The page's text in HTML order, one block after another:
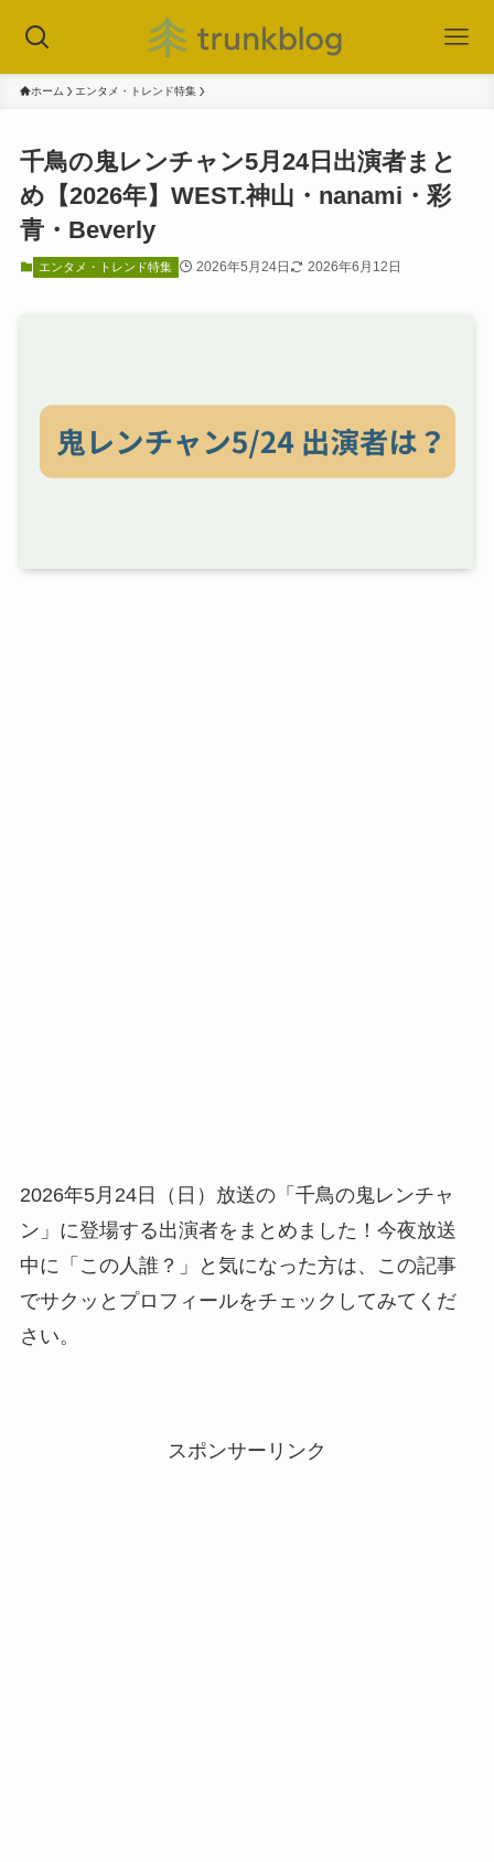
ホーム エンタメ・トレンド特集
千鳥の鬼レンチャン5月24日出演者まと
め【2026年】WEST.神山・nanami・彩
青・Beverly
エンタメ・トレンド特集 2026年5月24日 2026年6月12日
2026年5月24日（日）放送の「千鳥の鬼レンチャ
ン」に登場する出演者をまとめました！今夜放送
中に「この人誰？」と気になった方は、この記事
でサクッとプロフィールをチェックしてみてくだ
さい。
スポンサーリンク